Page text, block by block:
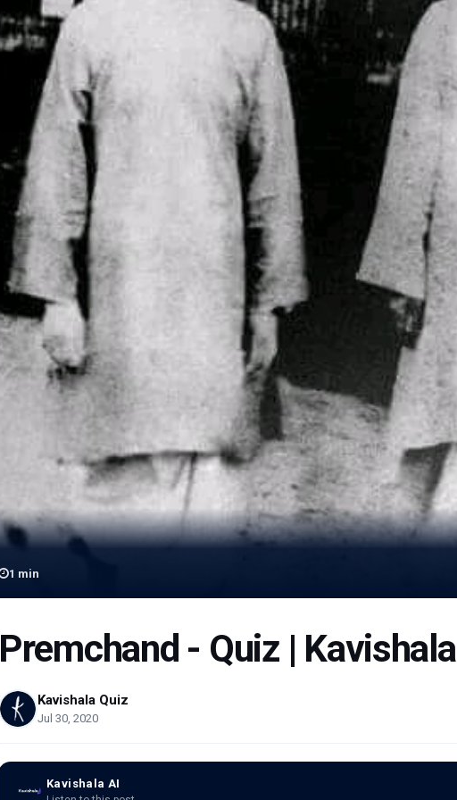
1 min
Premchand - Quiz | Kavishala
Kavishala Quiz
Jul 30, 2020
Kavishala AI